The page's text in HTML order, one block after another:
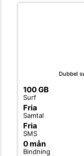
Dubbel
100 GB
Surf
Fria
Samtal
Fria
SMS
0 mån
Bindning